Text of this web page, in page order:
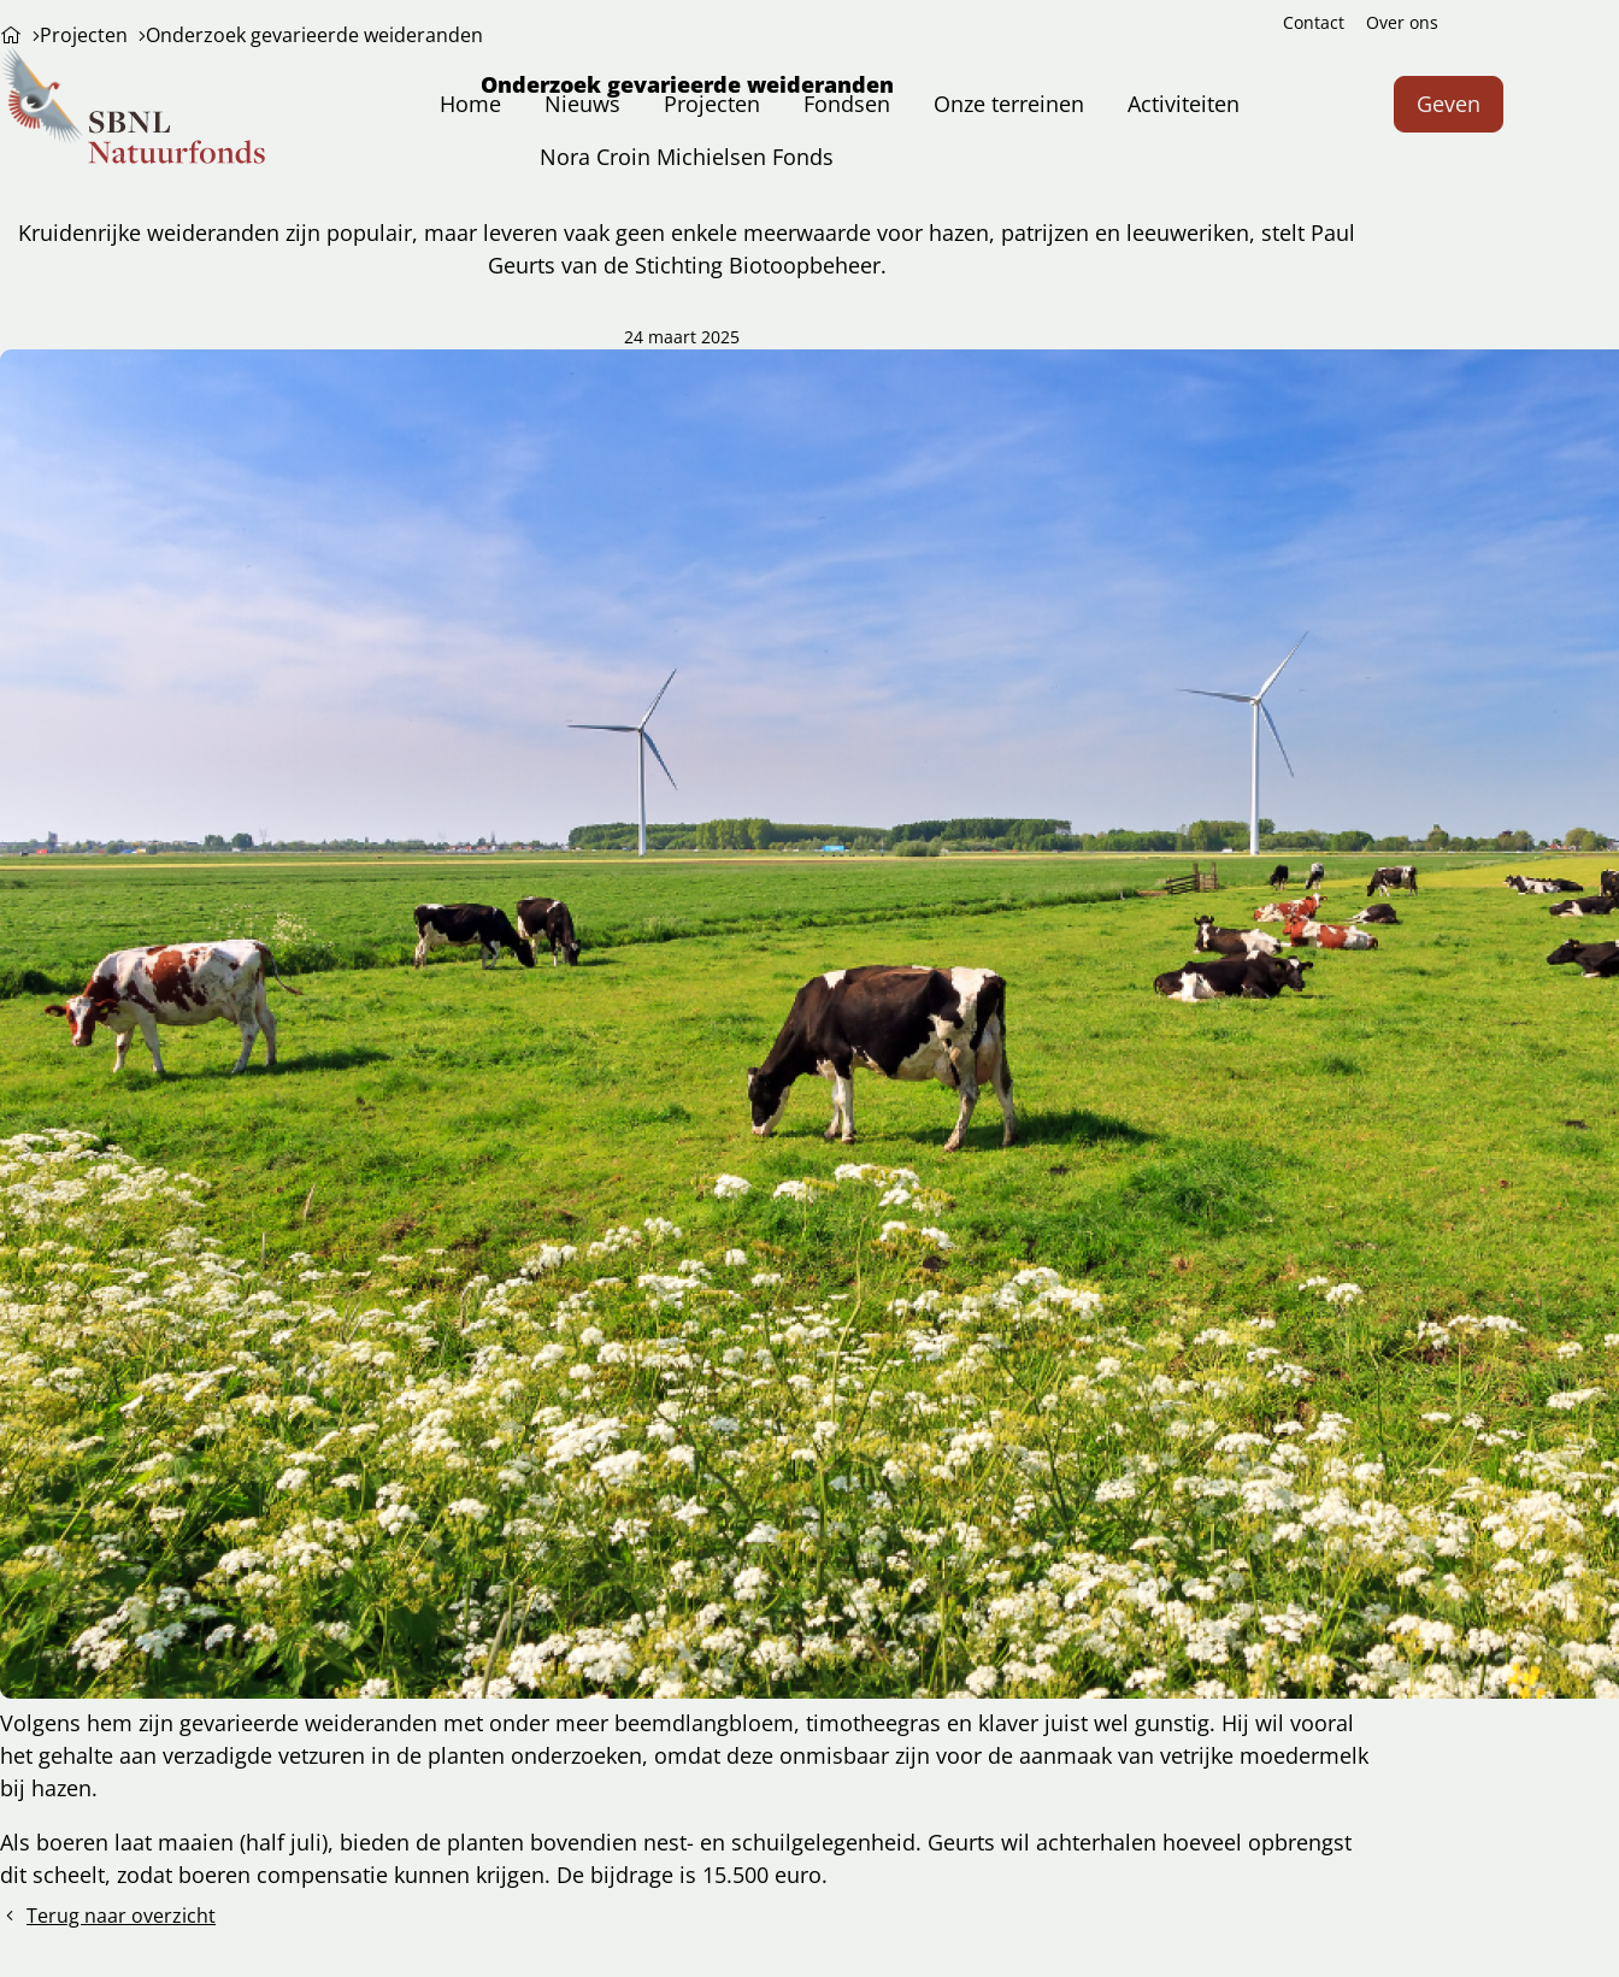
Home Nieuws Projecten Fondsen Onze terreinen Activiteiten Geven
Contact Over ons
Projecten Onderzoek gevarieerde weideranden
Onderzoek gevarieerde weideranden
Nora Croin Michielsen Fonds
Kruidenrijke weideranden zijn populair, maar leveren vaak geen enkele meerwaarde voor hazen, patrijzen en leeuweriken, stelt Paul
Geurts van de Stichting Biotoopbeheer.
24 maart 2025
Volgens hem zijn gevarieerde weideranden met onder meer beemdlangbloem, timotheegras en klaver juist wel gunstig. Hij wil vooral
het gehalte aan verzadigde vetzuren in de planten onderzoeken, omdat deze onmisbaar zijn voor de aanmaak van vetrijke moedermelk
bij hazen.
Als boeren laat maaien (half juli), bieden de planten bovendien nest- en schuilgelegenheid. Geurts wil achterhalen hoeveel opbrengst
dit scheelt, zodat boeren compensatie kunnen krijgen. De bijdrage is 15.500 euro.
Terug naar overzicht